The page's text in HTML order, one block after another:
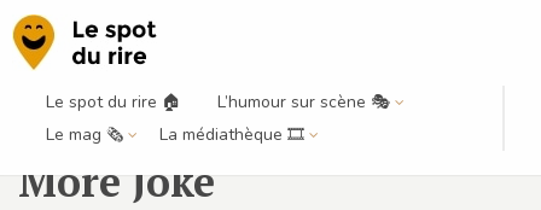
Le spot du rire 🏠
L’humour sur scène 🎭
Le mag 🗞️
La médiathèque 🎞️
Maison One More / One
More Joke